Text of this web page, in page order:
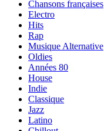
Chansons françaises
Electro
Hits
Rap
Musique Alternative
Oldies
Années 80
House
Indie
Classique
Jazz
Latino